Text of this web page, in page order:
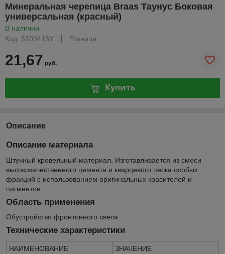
Минеральная черепица Braas Таунус Боковая
универсальная (красный)
В наличии
Код: 5109415Y
Розница
21,67 руб.
Купить
Описание
Описание материала
Штучный кровельный материал. Изготавливается из смеси
высококачественного цемента и кварцевого песка особых
фракций с использованием оригинальных красителей и
пигментов.
Область применения
Обустройство фронтонного свеса.
Технические характеристики
НАИМЕНОВАНИЕ
ЗНАЧЕНИЕ